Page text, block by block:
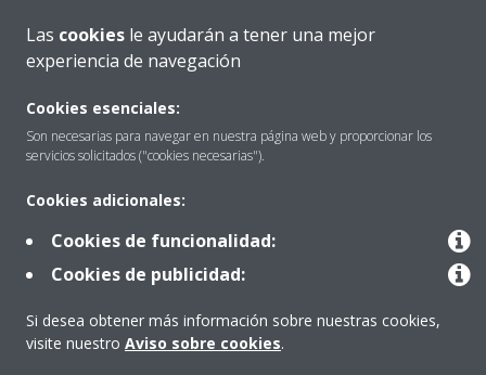
Quiénes somos
Destacados
Contactar con Daikin
Las cookies le ayudarán a tener una mejor
experiencia de navegación
Cookies esenciales:
Son necesarias para navegar en nuestra página web y proporcionar los
servicios solicitados ("cookies necesarias").
Cookies adicionales:
Cookies de funcionalidad:
Cookies de publicidad:
Si desea obtener más información sobre nuestras cookies,
visite nuestro Aviso sobre cookies.